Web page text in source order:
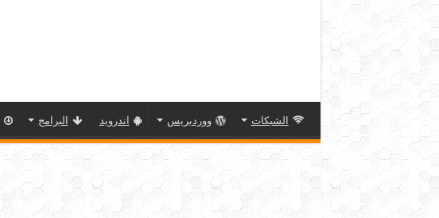
الشبكات ووردبريس اندرويد البرامج